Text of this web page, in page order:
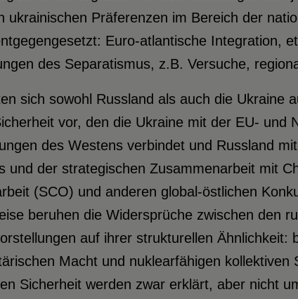
ukrainischen Präferenzen im Bereich der
Euro-atlantische Integration,
des Separatismus, z.B. Versuche,
sich sowohl Russland als auch die Ukraine
vor, den die Ukraine mit der EU- und
des Westens verbindet und Russland
und der strategischen Zusammenarbeit mit
(SCO) und anderen global-östlichen
beruhen die Widersprüche zwischen den
auf ihrer strukturellen Ähnlichkeit:
Macht und nuklearfähigen
Sicherheit werden zwar erklärt, aber nicht